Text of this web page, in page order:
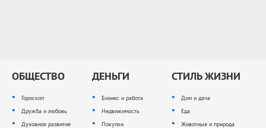
ОБЩЕСТВО
Гороскоп
Дружба и любовь
Духовное развитие
ДЕНЬГИ
Бизнес и работа
Недвижимость
Покупки
СТИЛЬ ЖИЗНИ
Дом и дача
Еда
Животные и природа